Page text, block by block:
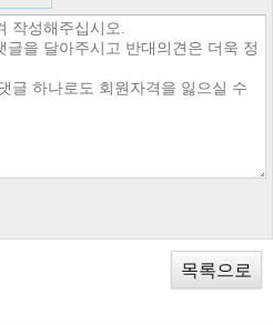
목록으로